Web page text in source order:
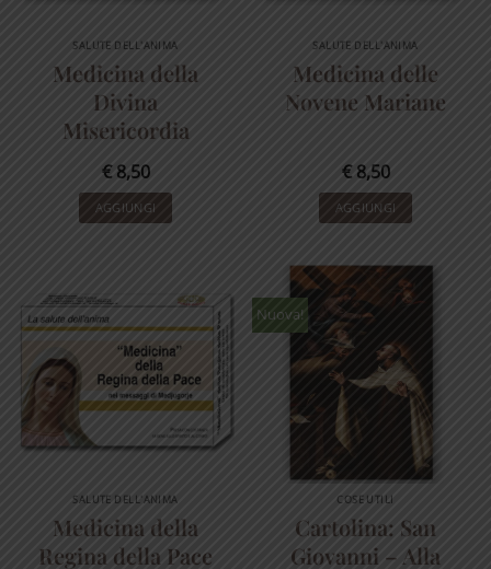
SALUTE DELL'ANIMA
Medicina della
Divina
Misericordia
€8,50
AGGIUNGI
SALUTE DELL'ANIMA
Medicina delle
Novene Mariane
€8,50
AGGIUNGI
SALUTE DELL'ANIMA
Medicina della
Regina della Pace
Nuova!
COSE UTILI
Cartolina: San
Giovanni – Alla